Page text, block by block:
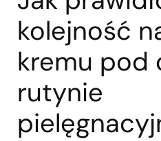
kolejność
kremu pod
rutynie